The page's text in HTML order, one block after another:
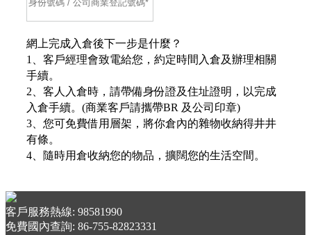
網上完成入倉後下一步是什麼？
1、客戶經理會致電給您，約定時間入倉及辦理相關
手續。
2、客人入倉時，請帶備身份證及住址證明，以完成
入倉手續。(商業客戶請攜帶BR 及公司印章)
3、您可免費借用層架，將你倉內的雜物收納得井井
有條。
4、隨時用倉收納您的物品，擴闊您的生活空間。
客戶服務熱線: 98581990
免費國內查詢: 86-755-82823331